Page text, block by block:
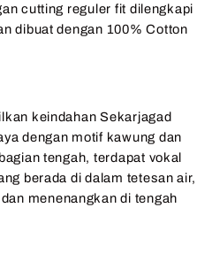
cutting reguler fit dilengkapi
dibuat dengan 100% Cotton
keindahan Sekarjagad
dengan motif kawung dan
tengah, terdapat vokal
berada di dalam tetesan air,
menenangkan di tengah